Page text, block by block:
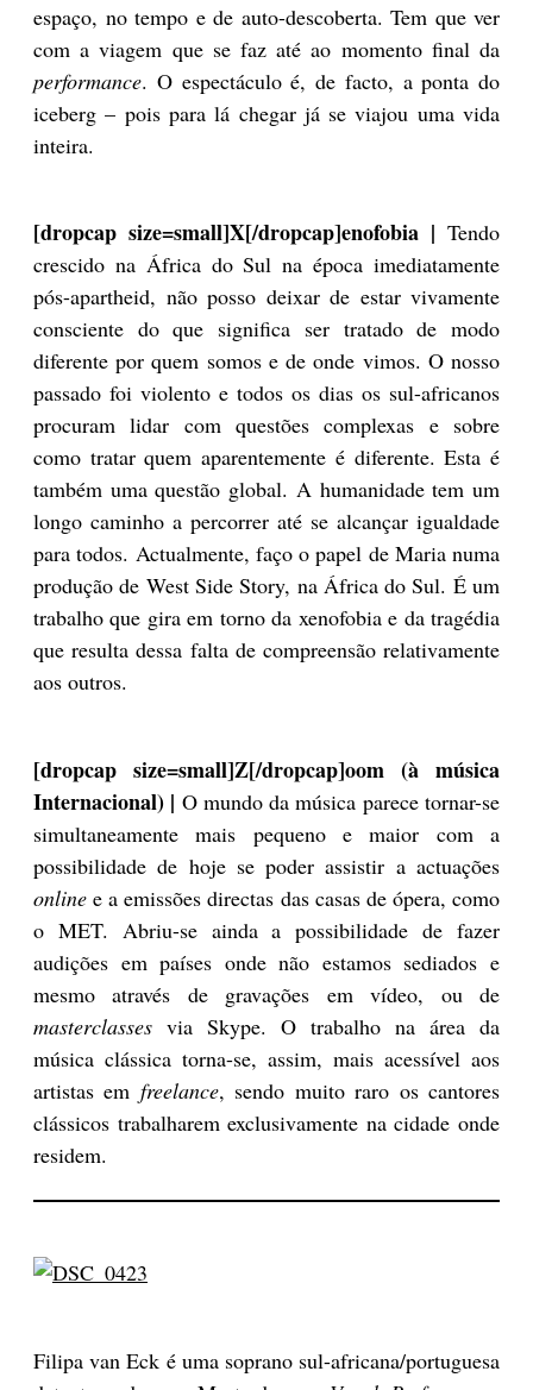
espaço, no tempo e de auto-descoberta. Tem que ver
com a viagem que se faz até ao momento final da
performance. O espectáculo é, de facto, a ponta do
iceberg – pois para lá chegar já se viajou uma vida
inteira.
[dropcap size=small]X[/dropcap]enofobia | Tendo
crescido na África do Sul na época imediatamente
pós-apartheid, não posso deixar de estar vivamente
consciente do que significa ser tratado de modo
diferente por quem somos e de onde vimos. O nosso
passado foi violento e todos os dias os sul-africanos
procuram lidar com questões complexas e sobre
como tratar quem aparentemente é diferente. Esta é
também uma questão global. A humanidade tem um
longo caminho a percorrer até se alcançar igualdade
para todos. Actualmente, faço o papel de Maria numa
produção de West Side Story, na África do Sul. É um
trabalho que gira em torno da xenofobia e da tragédia
que resulta dessa falta de compreensão relativamente
aos outros.
[dropcap size=small]Z[/dropcap]oom (à música
Internacional) | O mundo da música parece tornar-se
simultaneamente mais pequeno e maior com a
possibilidade de hoje se poder assistir a actuações
online e a emissões directas das casas de ópera, como
o MET. Abriu-se ainda a possibilidade de fazer
audições em países onde não estamos sediados e
mesmo através de gravações em vídeo, ou de
masterclasses via Skype. O trabalho na área da
música clássica torna-se, assim, mais acessível aos
artistas em freelance, sendo muito raro os cantores
clássicos trabalharem exclusivamente na cidade onde
residem.
Filipa van Eck é uma soprano sul-africana/portuguesa